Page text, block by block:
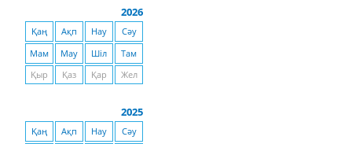
2026
Қаң Ақп Нау
Сәу
Мам
Мау Шіл
Там
Қыр
Қаз Қар Жел
2025
Қаң Ақп Нау
Сәу